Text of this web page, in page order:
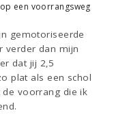
een voorrangsweg
gemotoriseerde
verder dan mijn
dat jij 2,5
plat als een schol
voorrang die ik